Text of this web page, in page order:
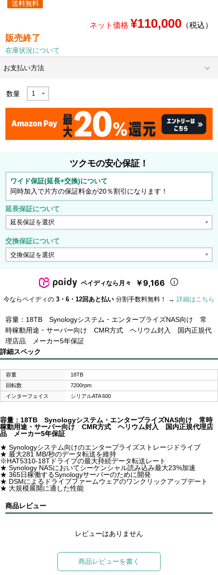
送料無料
ネット価格 ¥110,000（税込）
販売終了
在庫状況について
お支払い方法
数量
ツクモの安心保証！
ワイド保証(延長+交換)について
同時加入で片方の保証料金が20％割引になります！
延長保証について
交換保証について
ペイディなら月々 ￥9,166
今ならペイディの 3・6・12回あと払い 分割手数料無料！ → 詳細はこちら
容量：18TB Synologyシステム・エンタープライズNAS向け 常
時稼動用途・サーバー向け CMR方式 ヘリウム封入 国内正規代
理店品 メーカー5年保証
詳細スペック
容量
18TB
回転数
7200rpm
インターフェイス
シリアルATA 600
容量：18TB Synologyシステム・エンタープライズNAS向け 常時
稼動用途・サーバー向け CMR方式 ヘリウム封入 国内正規代理店
品 メーカー5年保証
★ Synologyシステム向けのエンタープライズストレージドライブ
★ 最大281 MB/秒のデータ転送を維持
※HAT5310-18Tドライブの最大持続データ転送レート
★ Synology NASにおいてシーケンシャル読み込み最大23%加速
★ 365日稼働するSynologyサーバーのために開発
★ DSMによるドライブファームウェアのワンクリックアップデート
★ 大規模展開に適した性能
商品レビュー
レビューはありません
商品レビューを書く